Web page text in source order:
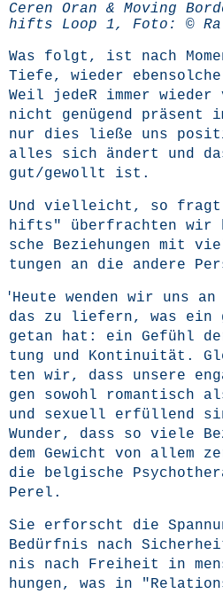
Ceren Oran & Moving
hifts Loop 1, Foto: ©
Was folgt, ist nach
Tie­fe, wie­der eben­sol­che
Weil jedeR immer
nicht genü­gend prä­sent
nur dies lie­ße uns
alles sich ändert und
gut/gewollt ist.
Und viel­leicht, so fragt
hifts" über­frach­ten wir
sche Bezie­hun­gen mit
tun­gen an die ande­re
"Heu­te wen­den wir uns
das zu lie­fern, was ein
getan hat: ein Gefühl
tung und Kon­ti­nui­tät.
ten wir, dass unse­re
gen sowohl roman­tisch
und sexu­ell erfül­lend
Wun­der, dass so vie­le
dem Gewicht von allem
die bel­gi­sche
Perel.
Sie erforscht die
Bedürf­nis nach
nis nach Frei­heit in
hun­gen, was in